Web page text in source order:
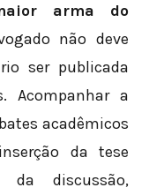
arma do
não deve
ser publicada
Acompanhar a
acadêmicos
da tese
da discussão,